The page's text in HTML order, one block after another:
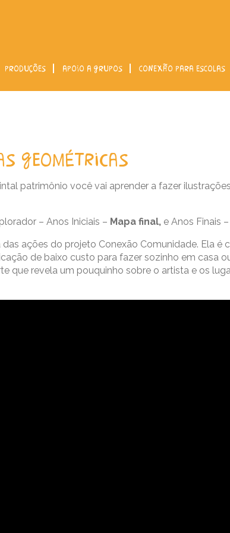
produções apoio a grupos conexão para escolas
geométricas
patrimônio você vai aprender a fazer
– Anos Iniciais – Mapa final, e Anos Finais –
ações do projeto Conexão Comunidade. Ela é
de baixo custo para fazer sozinho em casa
que revela um pouquinho sobre o artista e os